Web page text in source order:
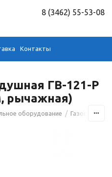
8 (3462) 55-53-08
Контакты
ГВ-121-Р
рычажная)
оборудование / Газовые